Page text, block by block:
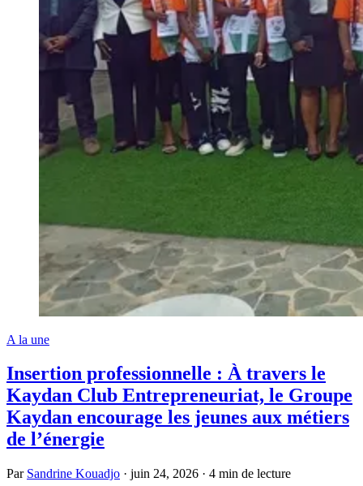
A la une
Insertion professionnelle : À travers le
Kaydan Club Entrepreneuriat, le Groupe
Kaydan encourage les jeunes aux métiers
de l’énergie
Par Sandrine Kouadjo · juin 24, 2026 · 4 min de lecture